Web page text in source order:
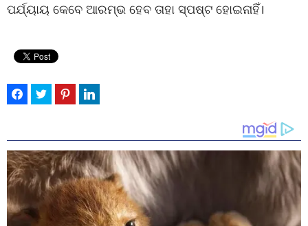
ପର୍ଯ୍ୟାୟ କେବେ ଆରମ୍ଭ ହେବ ତାହା ସ୍ପଷ୍ଟ ହୋଇନାହିଁ।